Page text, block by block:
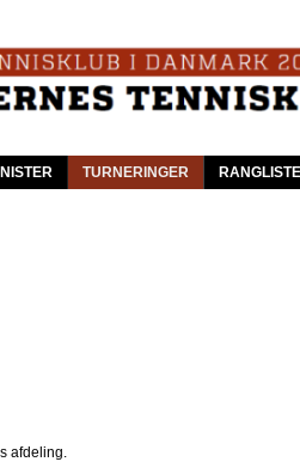
TURNERINGER
afdeling.